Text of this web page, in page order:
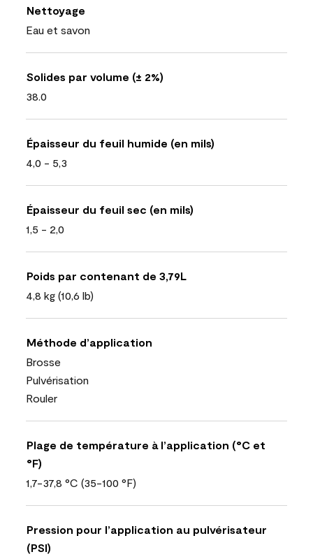
Nettoyage
Eau et savon
Solides par volume (± 2%)
38.0
Épaisseur du feuil humide (en mils)
4,0 - 5,3
Épaisseur du feuil sec (en mils)
1,5 - 2,0
Poids par contenant de 3,79L
4,8 kg (10,6 lb)
Méthode d’application
Brosse
Pulvérisation
Rouler
Plage de température à l’application (°C et
°F)
1,7-37,8 °C (35-100 °F)
Pression pour l’application au pulvérisateur
(PSI)